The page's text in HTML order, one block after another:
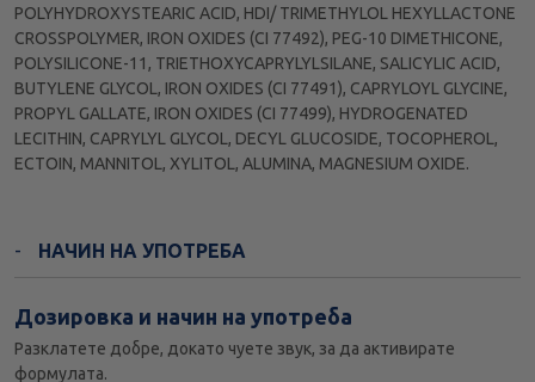
POLYHYDROXYSTEARIC ACID, HDI/ TRIMETHYLOL HEXYLLACTONE
CROSSPOLYMER, IRON OXIDES (CI 77492), PEG-10 DIMETHICONE,
POLYSILICONE-11, TRIETHOXYCAPRYLYLSILANE, SALICYLIC ACID,
BUTYLENE GLYCOL, IRON OXIDES (CI 77491), CAPRYLOYL GLYCINE,
PROPYL GALLATE, IRON OXIDES (CI 77499), HYDROGENATED
LECITHIN, CAPRYLYL GLYCOL, DECYL GLUCOSIDE, TOCOPHEROL,
ECTOIN, MANNITOL, XYLITOL, ALUMINA, MAGNESIUM OXIDE.
НАЧИН НА УПОТРЕБА
Дозировка и начин на употреба
Разклатете добре, докато чуете звук, за да активирате
формулата.